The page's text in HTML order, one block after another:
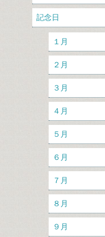
記念日
１月
２月
３月
４月
５月
６月
７月
８月
９月